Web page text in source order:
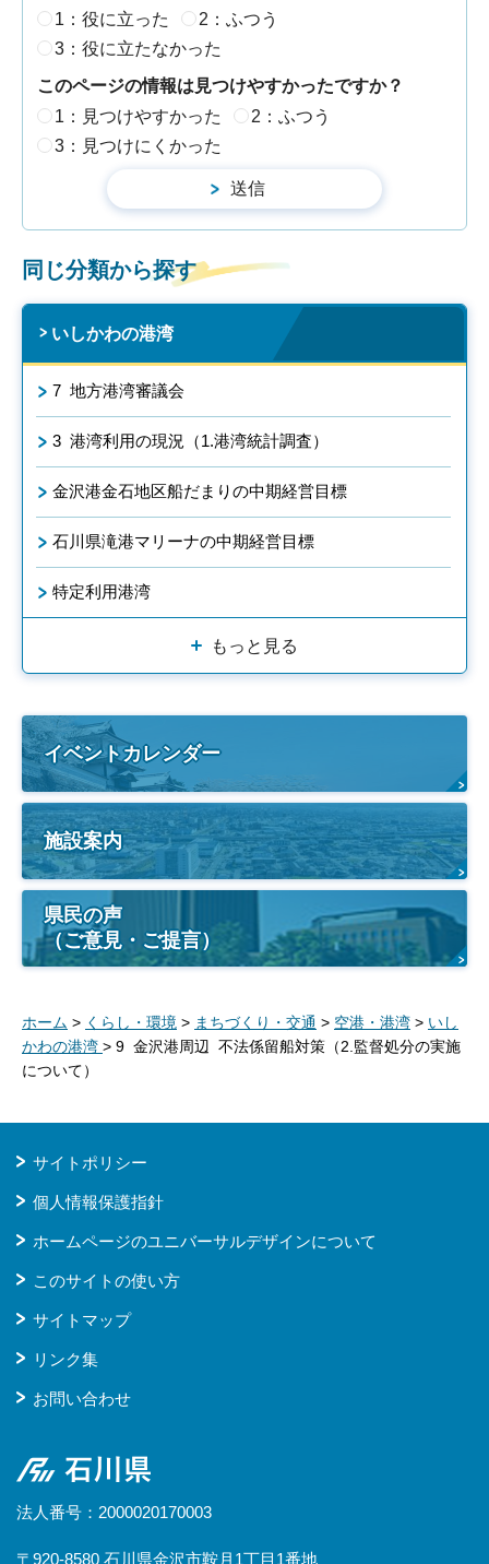
1：役に立った
2：ふつう
3：役に立たなかった
このページの情報は見つけやすかったですか？
1：見つけやすかった
2：ふつう
3：見つけにくかった
同じ分類から探す
いしかわの港湾
7 地方港湾審議会
3 港湾利用の現況（1.港湾統計調査）
金沢港金石地区船だまりの中期経営目標
石川県滝港マリーナの中期経営目標
特定利用港湾
もっと見る
イベントカレンダー
施設案内
県民の声
（ご意見・ご提言）
ホーム > くらし・環境 > まちづくり・交通 > 空港・港湾 > いし
かわの港湾 > 9 金沢港周辺 不法係留船対策（2.監督処分の実施
について）
サイトポリシー
個人情報保護指針
ホームページのユニバーサルデザインについて
このサイトの使い方
サイトマップ
リンク集
お問い合わせ
石川県
法人番号：2000020170003
〒920-8580 石川県金沢市鞍月1丁目1番地